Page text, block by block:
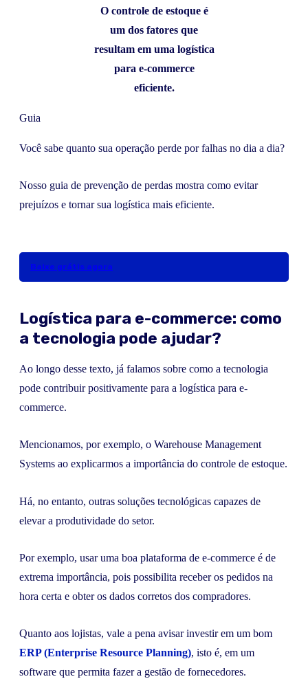
O controle de estoque é
um dos fatores que
resultam em uma logística
para e-commerce
eficiente.
Guia
Você sabe quanto sua operação perde por falhas no dia a dia?
Nosso guia de prevenção de perdas mostra como evitar
prejuízos e tornar sua logística mais eficiente.
Baixe grátis agora
Logística para e-commerce: como
a tecnologia pode ajudar?
Ao longo desse texto, já falamos sobre como a tecnologia
pode contribuir positivamente para a logística para e-
commerce.
Mencionamos, por exemplo, o Warehouse Management
Systems ao explicarmos a importância do controle de estoque.
Há, no entanto, outras soluções tecnológicas capazes de
elevar a produtividade do setor.
Por exemplo, usar uma boa plataforma de e-commerce é de
extrema importância, pois possibilita receber os pedidos na
hora certa e obter os dados corretos dos compradores.
Quanto aos lojistas, vale a pena avisar investir em um bom
ERP (Enterprise Resource Planning), isto é, em um
software que permita fazer a gestão de fornecedores.